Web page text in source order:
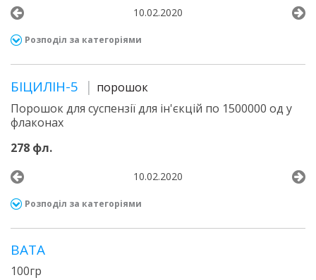
10.02.2020
Розподіл за категоріями
БІЦИЛІН-5
порошок
Порошок для суспензії для ін'єкцій по 1500000 од у
флаконах
278 фл.
10.02.2020
Розподіл за категоріями
ВАТА
100гр